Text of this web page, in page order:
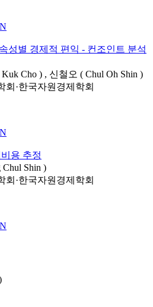
성별 경제적 편익 - 컨조인트 분석
Cho ) , 신철오 ( Chul Oh Shin )
회·한국자원경제학회
용 추정
Chul Shin )
회·한국자원경제학회